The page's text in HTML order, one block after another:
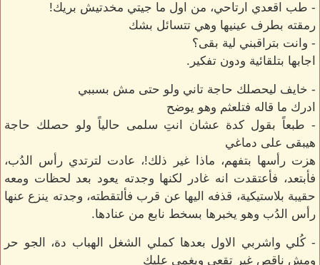
- طب اقعدي ارتاحي، من اول ما جيتي مخدتيش بريك!
رمقته بطرف عينيها وهي تتسائل بشك
- وانت بتراقبني لية بقى؟
اجابها بتلقائية ودون تفكير.
- خايف ليحصلك حاجة تاني ولو حتى مش بسببي
ادرك ما قاله فتلعثم وهو يوضح
- طبعاً بقول كدة عشان انتِ سلمى حالياً ولو حصلك حاجة
هيبقى على دماغي
هزت رأسها بتفهم، ماذا غير ذلك!، عادت لترتدي رأس الدُب،
فأبتعد، فأعتقدت انه غادر لكنها وجدته يعود بعد لحظات ومعه
حقيبة بلاستيكية، قذفه اليها عن قرب فألتقطته، وجدته ينزع عنها
رأس الدُب وهو يخبرها بسخط نابع من عنادها.
- كُلي واشربي الاول بعدها كملي الشغل الهباب دة، الجو حر
ومش ناقص غير تقعي ويغمى عليكِ